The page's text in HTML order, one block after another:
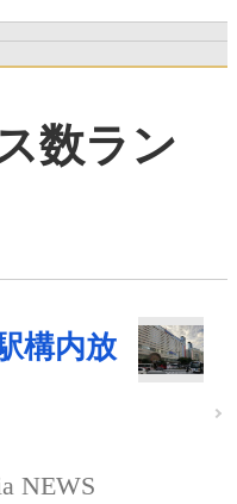
数ラン
構内放
NEWS